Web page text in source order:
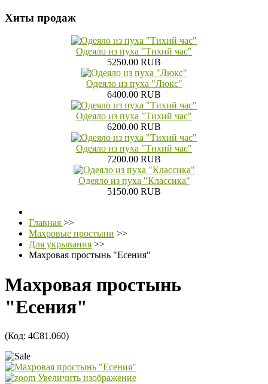
Хиты продаж
Одеяло из пуха "Тихий час"
5250.00 RUB
Одеяло из пуха "Люкс"
6400.00 RUB
Одеяло из пуха "Тихий час"
6200.00 RUB
Одеяло из пуха "Тихий час"
7200.00 RUB
Одеяло из пуха "Классика"
5150.00 RUB
Главная >>
Махровые простыни >>
Для укрывания >>
Махровая простынь "Есения"
Махровая простынь
"Есения"
(Код: 4С81.060)
Увеличить изображение